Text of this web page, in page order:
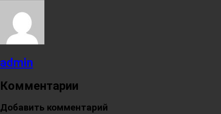
admin
Комментарии
Добавить комментарий